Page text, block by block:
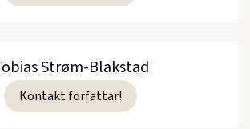
Strøm-Blakstad
Kontakt forfattar!